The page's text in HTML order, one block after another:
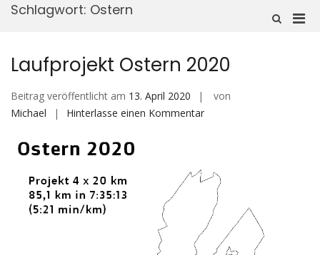
Such-
Schlagwort: Ostern
Laufprojekt Ostern 2020
Beitrag veröffentlicht am 13. April 2020
von
Michael
Hinterlasse einen Kommentarauf